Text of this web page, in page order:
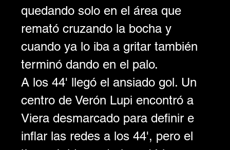
quedando solo en el área que
remató cruzando la bocha y
cuando ya lo iba a gritar también
terminó dando en el palo.
A los 44' llegó el ansiado gol. Un
centro de Verón Lupi encontró a
Viera desmarcado para definir e
inflar las redes a los 44', pero el